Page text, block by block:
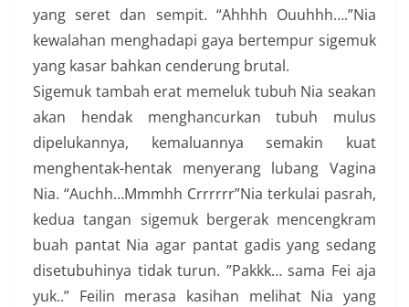
yang seret dan sempit. “Ahhhh Ouuhhh….”Nia
kewalahan menghadapi gaya bertempur sigemuk
yang kasar bahkan cenderung brutal.
Sigemuk tambah erat memeluk tubuh Nia seakan
akan hendak menghancurkan tubuh mulus
dipelukannya, kemaluannya semakin kuat
menghentak-hentak menyerang lubang Vagina
Nia. “Auchh…Mmmhh Crrrrrr”Nia terkulai pasrah,
kedua tangan sigemuk bergerak mencengkram
buah pantat Nia agar pantat gadis yang sedang
disetubuhinya tidak turun. ”Pakkk… sama Fei aja
yuk..” Feilin merasa kasihan melihat Nia yang